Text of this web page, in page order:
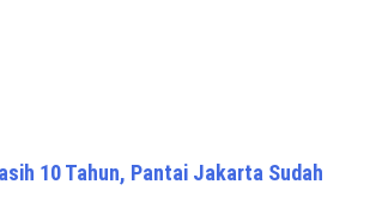
10 Tahun, Pantai Jakarta Sudah